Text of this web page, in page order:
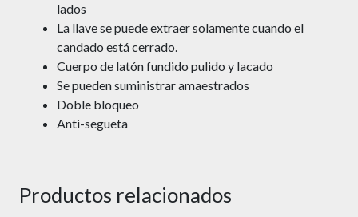
lados
La llave se puede extraer solamente cuando el
candado está cerrado.
Cuerpo de latón fundido pulido y lacado
Se pueden suministrar amaestrados
Doble bloqueo
Anti-segueta
Productos relacionados